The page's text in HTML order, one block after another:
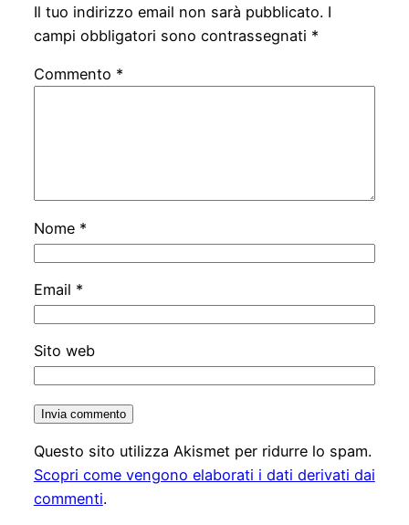
Il tuo indirizzo email non sarà pubblicato. I
campi obbligatori sono contrassegnati *
Commento *
Nome *
Email *
Sito web
Questo sito utilizza Akismet per ridurre lo spam.
Scopri come vengono elaborati i dati derivati dai
commenti.